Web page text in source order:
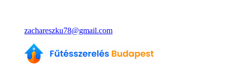
zachareszku78@gmail.com